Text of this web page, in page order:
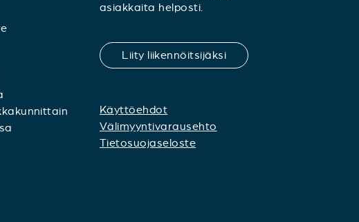
asiakkaita helposti.
Liity liikennöitsijäksi
Käyttöehdot
Välimyyntivarausehto
Tietosuojaseloste